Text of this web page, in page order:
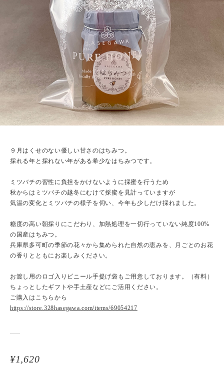
９月はくせのない優しい甘さのはちみつ。
採れる年と採れない年がある希少なはちみつです。
ミツバチの習性に負担をかけないように採蜜を行うため
秋からはミツバチの越冬にむけて採蜜を見計っていますが
気温の変化とミツバチの様子を伺い、今年も少しだけ採れました。
糖度の高い朝採りにこだわり、加熱処理を一切行っていない純度100%
の国産はちみつ。
兵庫県多可町の季節の花々から集められた自然の恵みを、月ごとのお花
の香りとともにお楽しみください。
お渡し用のロゴ入りビニール手提げ袋もご用意しております。（有料）
ちょっとしたギフトや手土産などにご活用ください。
ご購入はこちらから
https://store.328hasegawa.com/items/69054217
¥1,620